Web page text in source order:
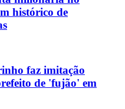
histórico de
faz imitação
de 'fujão' em